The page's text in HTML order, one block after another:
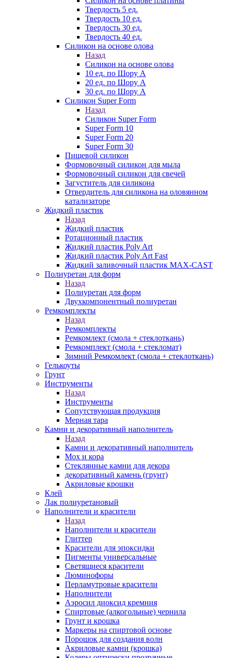
Твердость 5 ед.
Твердость 10 ед.
Твердость 30 ед.
Твердость 40 ед.
Силикон на основе олова
Назад
Силикон на основе олова
10 ед. по Шору А
20 ед. по Шору А
30 ед. по Шору А
Силикон Super Form
Назад
Силикон Super Form
Super Form 10
Super Form 20
Super Form 30
Пищевой силикон
Формовочный силикон для мыла
Формовочный силикон для свечей
Загуститель для силикона
Отвердитель для силикона на оловянном
катализаторе
Жидкий пластик
Назад
Жидкий пластик
Ротационный пластик
Жидкий пластик Poly Art
Жидкий пластик Poly Art Fast
Жидкий заливочный пластик MAX-CAST
Полиуретан для форм
Назад
Полиуретан для форм
Двухкомпонентный полиуретан
Ремкомплекты
Назад
Ремкомплекты
Ремкомлект (смола + стеклоткань)
Ремкомплект (смола + стекломат)
Зимний Ремкомлект (смола + стеклоткань)
Гелькоуты
Грунт
Инструменты
Назад
Инструменты
Сопутствующая продукция
Мерная тара
Камни и декоративный наполнитель
Назад
Камни и декоративный наполнитель
Мох и кора
Стеклянные камни для декора
декоративный камень (грунт)
Акриловые крошки
Клей
Лак полиуретановый
Наполнители и красители
Назад
Наполнители и красители
Глиттер
Красители для эпоксидки
Пигменты универсальные
Светящиеся красители
Люминофоры
Перламутровые красители
Наполнители
Аэросил диоксид кремния
Спиртовые (алкогольные) чернила
Грунт и крошка
Маркеры на спиртовой основе
Порошок для создания волн
Акриловые камни (крошка)